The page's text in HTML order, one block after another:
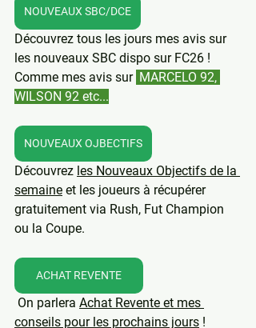
NOUVEAUX SBC/DCE
Découvrez tous les jours mes avis sur
les nouveaux SBC dispo sur FC26 !
Comme mes avis sur MARCELO 92,
WILSON 92 etc...
NOUVEAUX OJBECTIFS
Découvrez les Nouveaux Objectifs de la
semaine et les joueurs à récupérer
gratuitement via Rush, Fut Champion
ou la Coupe.
ACHAT REVENTE
On parlera Achat Revente et mes
conseils pour les prochains jours !